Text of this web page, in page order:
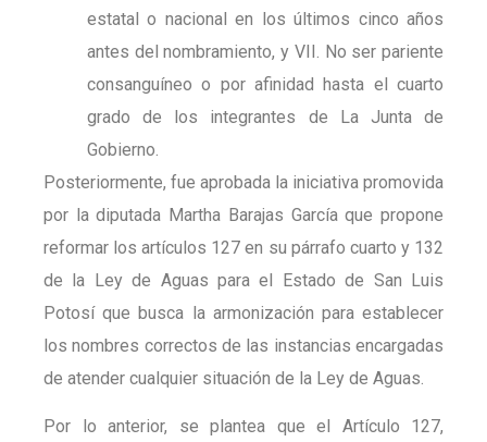
estatal o nacional en los últimos cinco años
antes del nombramiento, y VII. No ser pariente
consanguíneo o por afinidad hasta el cuarto
grado de los integrantes de La Junta de
Gobierno.
Posteriormente, fue aprobada la iniciativa promovida
por la diputada Martha Barajas García que propone
reformar los artículos 127 en su párrafo cuarto y 132
de la Ley de Aguas para el Estado de San Luis
Potosí que busca la armonización para establecer
los nombres correctos de las instancias encargadas
de atender cualquier situación de la Ley de Aguas.
Por lo anterior, se plantea que el Artículo 127,